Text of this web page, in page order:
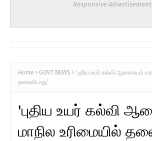
Responsive Advertisement
Home GOVT NEWS
'புதிய உயர் கல்வி ஆணையம்
தலையிடாது'
'புதிய உயர் கல்வி
மாநில உரிமையில்